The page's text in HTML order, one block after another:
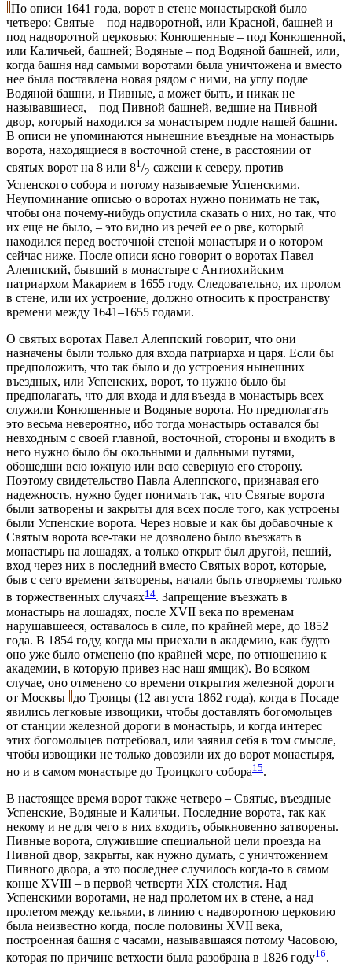
По описи 1641 года, ворот в стене монастырской было
четверо: Святые – под надворотной, или Красной, башней и
под надворотной церковью; Конюшенные – под Конюшенной,
или Каличьей, башней; Водяные – под Водяной башней, или,
когда башня над самыми воротами была уничтожена и вместо
нее была поставлена новая рядом с ними, на углу подле
Водяной башни, и Пивные, а может быть, и никак не
называвшиеся, – под Пивной башней, ведшие на Пивной
двор, который находился за монастырем подле нашей башни.
В описи не упоминаются нынешние въездные на монастырь
ворота, находящиеся в восточной стене, в расстоянии от
святых ворот на 8 или 81 /2 сажени к северу, против
Успенского собора и потому называемые Успенскими.
Неупоминание описью о воротах нужно понимать не так,
чтобы она почему-нибудь опустила сказать о них, но так, что
их еще не было, – это видно из речей ее о рве, который
находился перед восточной стеной монастыря и о котором
сейчас ниже. После описи ясно говорит о воротах Павел
Алеппский, бывший в монастыре с Антиохийским
патриархом Макарием в 1655 году. Следовательно, их пролом
в стене, или их устроение, должно относить к пространству
времени между 1641–1655 годами.
О святых воротах Павел Алеппский говорит, что они
назначены были только для входа патриарха и царя. Если бы
предположить, что так было и до устроения нынешних
въездных, или Успенских, ворот, то нужно было бы
предполагать, что для входа и для въезда в монастырь всех
служили Конюшенные и Водяные ворота. Но предполагать
это весьма невероятно, ибо тогда монастырь оставался бы
невходным с своей главной, восточной, стороны и входить в
него нужно было бы окольными и дальными путями,
обошедши всю южную или всю северную его сторону.
Поэтому свидетельство Павла Алеппского, признавая его
надежность, нужно будет понимать так, что Святые ворота
были затворены и закрыты для всех после того, как устроены
были Успенские ворота. Через новые и как бы добавочные к
Святым ворота все-таки не дозволено было въезжать в
монастырь на лошадях, а только открыт был другой, пеший,
вход через них в последний вместо Святых ворот, которые,
быв с сего времени затворены, начали быть отворяемы только
в торжественных случаях14. Запрещение въезжать в
монастырь на лошадях, после ХVII века по временам
нарушавшееся, оставалось в силе, по крайней мере, до 1852
года. В 1854 году, когда мы приехали в академию, как будто
оно уже было отменено (по крайней мере, по отношению к
академии, в которую привез нас наш ямщик). Во всяком
случае, оно отменено со времени открытия железной дороги
от Москвы
до Троицы (12 августа 1862 года), когда в Посаде
явились легковые извощики, чтобы доставлять богомольцев
от станции железной дороги в монастырь, и когда интерес
этих богомольцев потребовал, или заявил себя в том смысле,
чтобы извощики не только довозили их до ворот монастыря,
но и в самом монастыре до Троицкого собора15.
В настоящее время ворот также четверо – Святые, въездные
Успенские, Водяные и Каличьи. Последние ворота, так как
некому и не для чего в них входить, обыкновенно затворены.
Пивные ворота, служившие специальной цели проезда на
Пивной двор, закрыты, как нужно думать, с уничтожением
Пивного двора, а это последнее случилось когда-то в самом
конце ХVIII – в первой четверти ХIХ столетия. Над
Успенскими воротами, не над пролетом их в стене, а над
пролетом между кельями, в линию с надворотною церковию
была неизвестно когда, после половины ХVII века,
построенная башня с часами, называвшаяся потому Часовою,
которая по причине ветхости была разобрана в 1826 году16.